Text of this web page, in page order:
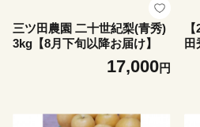
三ツ田農園 二十世紀梨(青秀)
3kg【8月下旬以降お届け】
17,000円